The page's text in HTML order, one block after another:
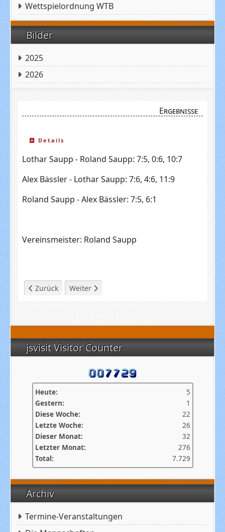
Wettspielordnung WTB
Bilder
2025
2026
jsvisit Visitor Counter
Heute:
5
Gestern:
1
Diese Woche:
22
Letzte Woche:
26
Dieser Monat:
32
Letzter Monat:
276
Total:
7.729
Archiv
Termine-Veranstaltungen
Ergebnisse
Details
Lothar Saupp - Roland Saupp: 7:5, 0:6, 10:7
Alex Bässler - Lothar Saupp: 7:6, 4:6, 11:9
Roland Saupp - Alex Bässler: 7:5, 6:1
Vereinsmeister: Roland Saupp
Vorheriger Beitrag: Mannschaftswidget
Zurück Nächster Beitrag: Herren Hobby
Weiter